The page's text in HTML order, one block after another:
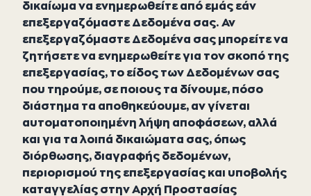
δικαίωμα να ενημερωθείτε από εμάς εάν
επεξεργαζόμαστε Δεδομένα σας. Αν
επεξεργαζόμαστε Δεδομένα σας μπορείτε να
ζητήσετε να ενημερωθείτε για τον σκοπό της
επεξεργασίας, το είδος των Δεδομένων σας
που τηρούμε, σε ποιους τα δίνουμε, πόσο
διάστημα τα αποθηκεύουμε, αν γίνεται
αυτοματοποιημένη λήψη αποφάσεων, αλλά
και για τα λοιπά δικαιώματα σας, όπως
διόρθωσης, διαγραφής δεδομένων,
περιορισμού της επεξεργασίας και υποβολής
καταγγελίας στην Αρχή Προστασίας